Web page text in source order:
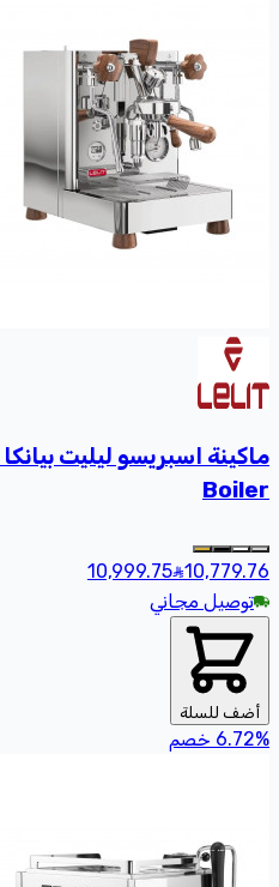
Boiler
10,779.76
10,999.75
توصيل مجاني
أضف للسلة
6.72% خصم